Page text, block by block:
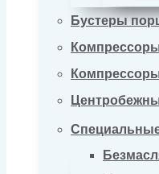
Бустеры